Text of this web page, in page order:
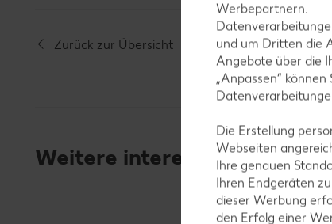
Zurück zur Übersicht
Weitere interessante
Werbepartnern.
und um Dritten die
Angebote über die
„Anpassen“
Die Erstellung
Webseiten
Ihre genauen
Ihren Endgeräten
dieser Werbung
den Erfolg einer